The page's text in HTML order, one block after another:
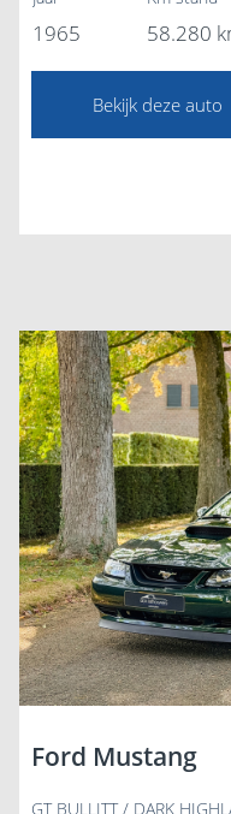
1965 58.280
Bekijk deze auto
Ford Mustang
GT BULLITT / DARK